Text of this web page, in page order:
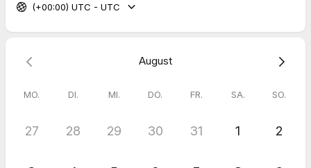
(+00:00) UTC - UTC
August
MO. DI. MI. DO. FR. SA. SO.
27 28 29 30 31 1 2